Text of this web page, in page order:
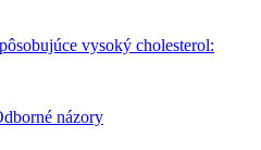
vysoký cholesterol: